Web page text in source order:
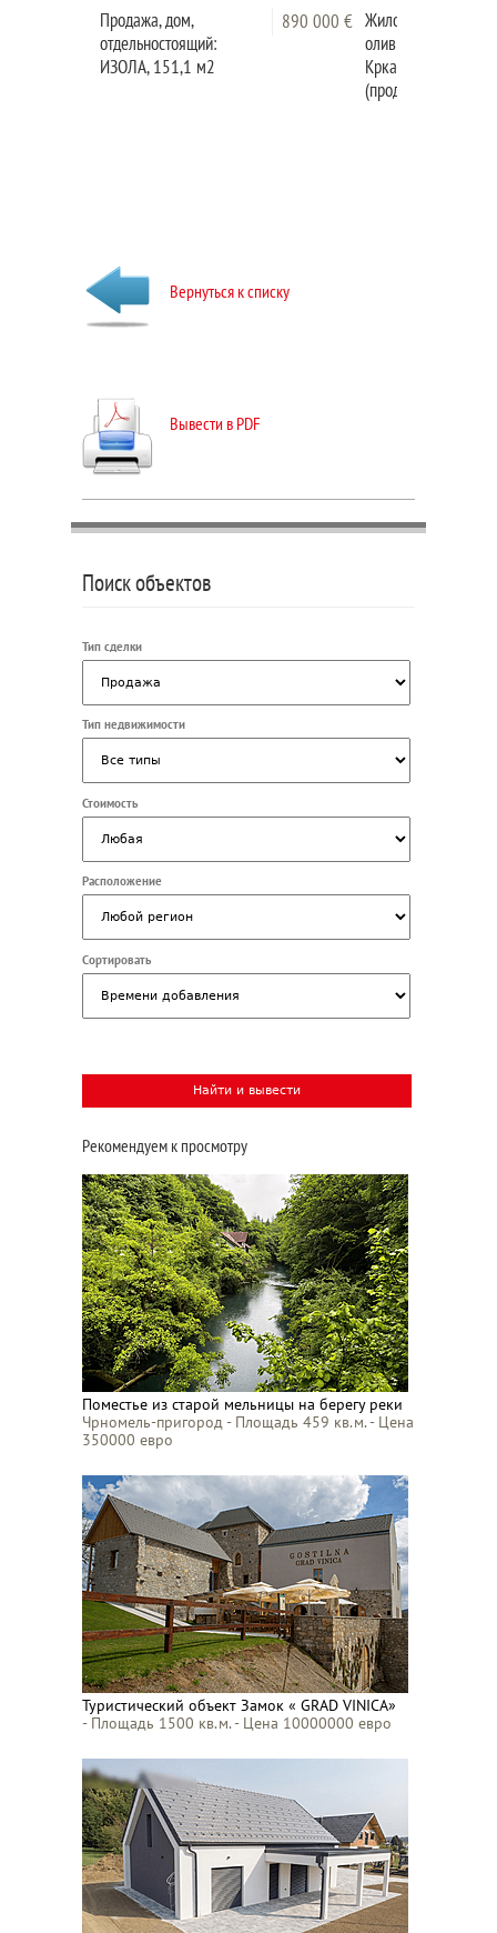
890 000 €
Продажа, дом,
отдельностоящий:
ИЗОЛА, 151,1 м2
Жилой дом с
оливковым
Кркавче -
(продажа)
Вернуться к списку
Вывести в PDF
Поиск объектов
Тип сделки
Тип недвижимости
Стоимость
Расположение
Сортировать
Рекомендуем к просмотру
Поместье из старой мельницы на берегу реки
Чрномель-пригород - Площадь 459 кв.м. - Цена
350000 евро
Туристический объект Замок « GRAD VINICA»
- Площадь 1500 кв.м. - Цена 10000000 евро